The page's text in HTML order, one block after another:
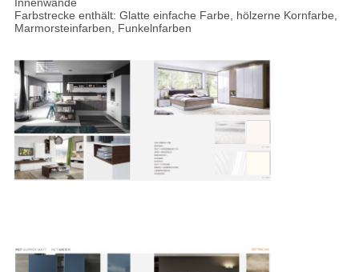
Innenwände
Farbstrecke enthält: Glatte einfache Farbe, hölzerne Kornfarbe,
Marmorsteinfarben, Funkelnfarben